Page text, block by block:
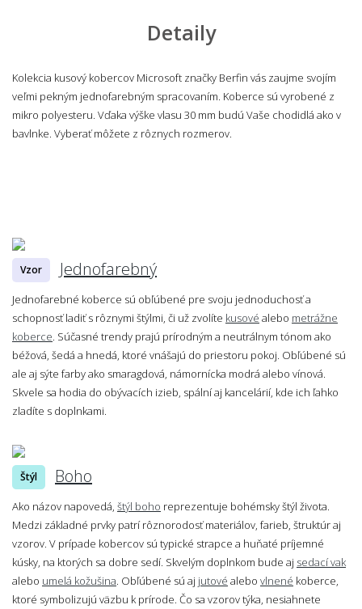
Detaily
Kolekcia kusový kobercov Microsoft značky Berfin vás zaujme svojím
veľmi pekným jednofarebným spracovaním. Koberce sú vyrobené z
mikro polyesteru. Vďaka výške vlasu 30 mm budú Vaše chodidlá ako v
bavlnke. Vyberať môžete z rôznych rozmerov.
Vzor Jednofarebný
Jednofarebné koberce sú obľúbené pre svoju jednoduchosť a
schopnosť ladiť s rôznymi štýlmi, či už zvolíte kusové alebo metrážne
koberce . Súčasné trendy prajú prírodným a neutrálnym tónom ako
béžová, šedá a hnedá, ktoré vnášajú do priestoru pokoj. Obľúbené sú
ale aj sýte farby ako smaragdová, námornícka modrá alebo vínová.
Skvele sa hodia do obývacích izieb, spální aj kancelárií, kde ich ľahko
zladíte s doplnkami.
Štýl Boho
Ako názov napovedá, štýl boho reprezentuje bohémsky štýl života.
Medzi základné prvky patrí rôznorodosť materiálov, farieb, štruktúr aj
vzorov. V prípade kobercov sú typické strapce a huňaté príjemné
kúsky, na ktorých sa dobre sedí. Skvelým doplnkom bude aj sedací vak
alebo umelá kožušina . Obľúbené sú aj jutové alebo vlnené koberce,
ktoré symbolizujú väzbu k prírode. Čo sa vzorov týka, nesiahnete